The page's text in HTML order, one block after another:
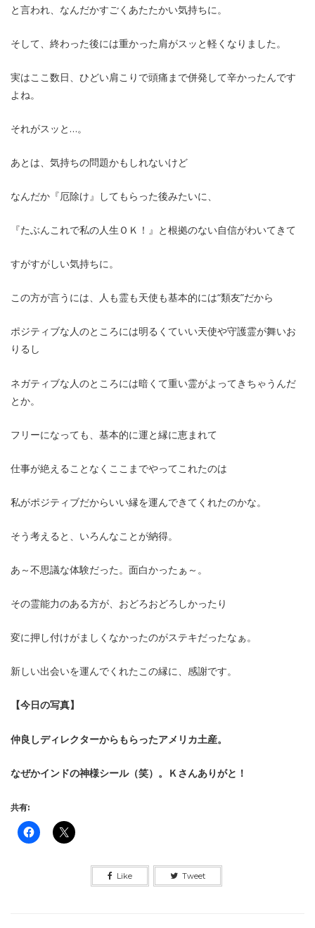
と言われ、なんだかすごくあたたかい気持ちに。
そして、終わった後には重かった肩がスッと軽くなりました。
実はここ数日、ひどい肩こりで頭痛まで併発して辛かったんです
よね。
それがスッと…。
あとは、気持ちの問題かもしれないけど
なんだか『厄除け』してもらった後みたいに、
『たぶんこれで私の人生ＯＫ！』と根拠のない自信がわいてきて
すがすがしい気持ちに。
この方が言うには、人も霊も天使も基本的には“類友”だから
ポジティブな人のところには明るくていい天使や守護霊が舞いお
りるし
ネガティブな人のところには暗くて重い霊がよってきちゃうんだ
とか。
フリーになっても、基本的に運と縁に恵まれて
仕事が絶えることなくここまでやってこれたのは
私がポジティブだからいい縁を運んできてくれたのかな。
そう考えると、いろんなことが納得。
あ～不思議な体験だった。面白かったぁ～。
その霊能力のある方が、おどろおどろしかったり
変に押し付けがましくなかったのがステキだったなぁ。
新しい出会いを運んでくれたこの縁に、感謝です。
【今日の写真】
仲良しディレクターからもらったアメリカ土産。
なぜかインドの神様シール（笑）。Ｋさんありがと！
共有:
Like Tweet